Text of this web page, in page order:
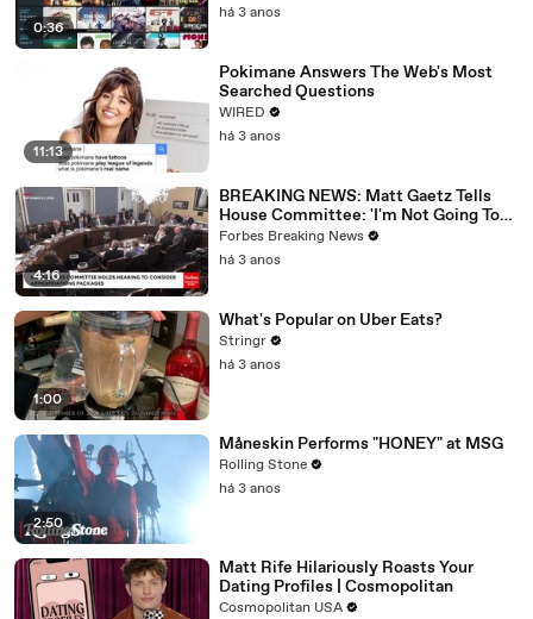
0:36
há 3 anos
11:13
Pokimane Answers The Web's Most
Searched Questions
WIRED
há 3 anos
4:16
BREAKING NEWS: Matt Gaetz Tells
House Committee: 'I'm Not Going To
Vote For A Continuing Resolution'
Forbes Breaking News
há 3 anos
1:00
What's Popular on Uber Eats?
Stringr
há 3 anos
2:50
Måneskin Performs "HONEY" at MSG
Rolling Stone
há 3 anos
Matt Rife Hilariously Roasts Your
Dating Profiles | Cosmopolitan
Cosmopolitan USA